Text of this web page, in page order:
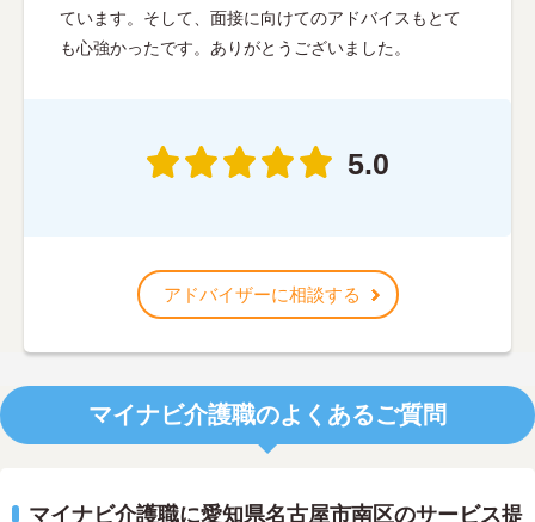
ています。そして、面接に向けてのアドバイスもとて
も心強かったです。ありがとうございました。
5.0
アドバイザーに相談する
マイナビ介護職のよくあるご質問
マイナビ介護職に愛知県名古屋市南区のサービス提